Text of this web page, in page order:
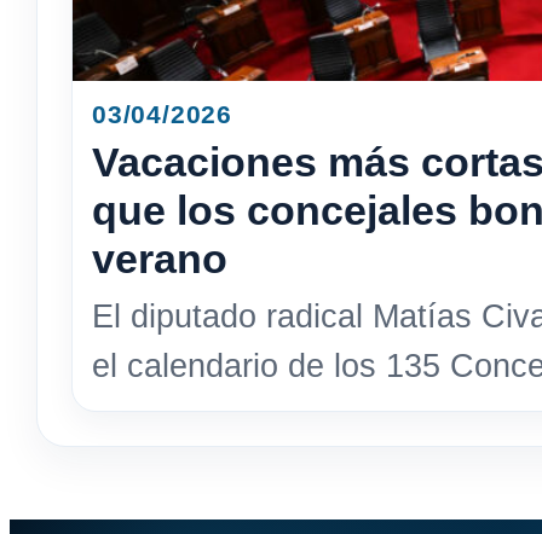
03/04/2026
Vacaciones más
que los concejales
verano
El diputado radical Matías
el calendario de los 135